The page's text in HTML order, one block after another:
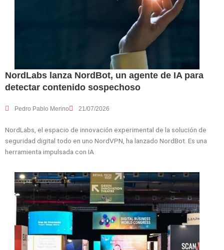
NordLabs lanza NordBot, un agente de IA para
detectar contenido sospechoso
Pedro Pablo Merino 21/07/2026
NordLabs, el espacio de innovación experimental de la solución de
seguridad digital todo en uno NordVPN, ha lanzado NordBot. Es una
herramienta impulsada con IA